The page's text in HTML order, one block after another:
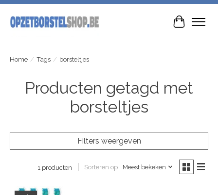
Home / Tags / borsteltjes
Producten getagd met
borsteltjes
Filters weergeven
1 producten Sorteren op Meest bekeken